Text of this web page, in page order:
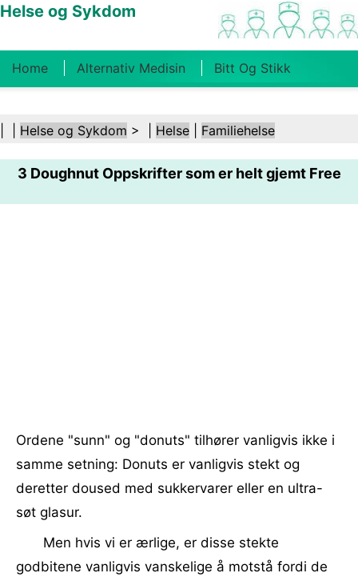
Helse og Sykdom
Home Alternativ Medisin Bitt Og Stikk
Kosthold Og Ernæring Familiehelse
Helsebransjen Psykisk Helse Folkehelse Og
Sikkerhet Kirurgi Og Prosedyrer Helse
Helse og Sykdom > | Helse Familiehelse
3 Doughnut Oppskrifter som er helt gjemt Free
Ordene "sunn" og "donuts" tilhører vanligvis ikke i
samme setning: Donuts er vanligvis stekt og
deretter doused med sukkervarer eller en ultra-
søt glasur.
Men hvis vi er ærlige, er disse stekte
godbitene vanligvis vanskelige å motstå fordi de